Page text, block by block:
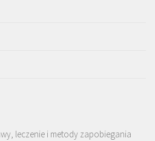
leczenie i metody zapobiegania